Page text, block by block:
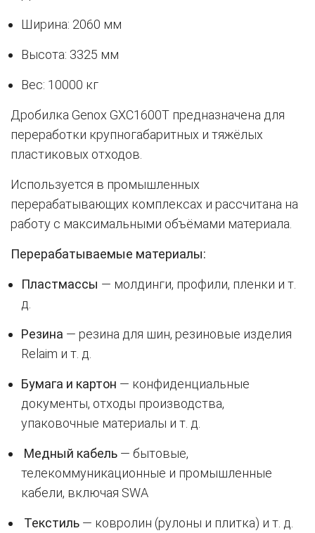
Ширина: 2060 мм
Высота: 3325 мм
Вес: 10000 кг
Дробилка Genox GXC1600T предназначена для
переработки крупногабаритных и тяжёлых
пластиковых отходов.
Используется в промышленных
перерабатывающих комплексах и рассчитана на
работу с максимальными объёмами материала.
Перерабатываемые материалы:
Пластмассы — молдинги, профили, пленки и т.
д.
Резина — резина для шин, резиновые изделия
Relaim и т. д.
Бумага и картон — конфиденциальные
документы, отходы производства,
упаковочные материалы и т. д.
Медный кабель — бытовые,
телекоммуникационные и промышленные
кабели, включая SWA
Текстиль — ковролин (рулоны и плитка) и т. д.